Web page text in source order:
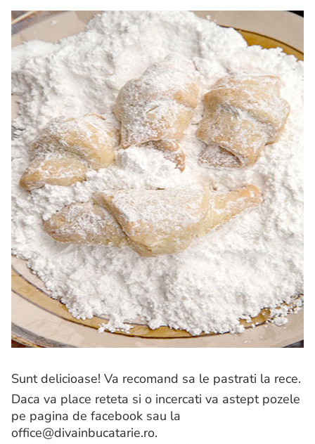
Sunt delicioase! Va recomand sa le pastrati la rece.
Daca va place reteta si o incercati va astept pozele
pe pagina de facebook sau la
office@divainbucatarie.ro.